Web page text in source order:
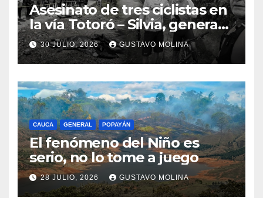
Asesinato de tres ciclistas en
la vía Totoró – Silvia, genera
consternación en el Cauca
30 JULIO, 2026 GUSTAVO MOLINA
CAUCA GENERAL POPAYÁN
El fenómeno del Niño es
serio, no lo tome a juego
28 JULIO, 2026 GUSTAVO MOLINA